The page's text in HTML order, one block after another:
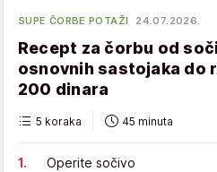
SUPE ČORBE POTAŽI 24.07.2026.
Recept za čorbu od
osnovnih sastojaka do
200 dinara
5 koraka 45 minuta
Operite sočivo